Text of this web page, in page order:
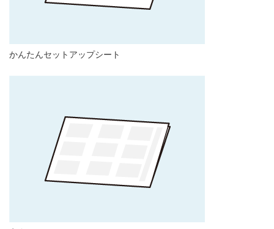
かんたんセットアップシート